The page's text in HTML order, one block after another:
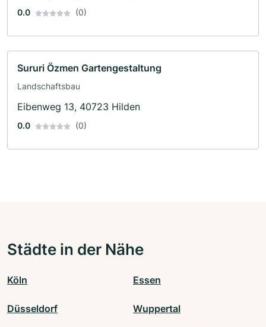
0.0 (0)
Sururi Özmen Gartengestaltung
Landschaftsbau
Eibenweg 13, 40723 Hilden
0.0 (0)
Städte in der Nähe
Köln Essen
Düsseldorf Wuppertal